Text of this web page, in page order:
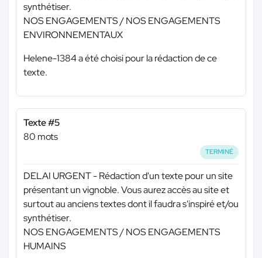
synthétiser.
NOS ENGAGEMENTS / NOS ENGAGEMENTS
ENVIRONNEMENTAUX
Helene-1384 a été choisi pour la rédaction de ce
texte.
Texte #5
80 mots
TERMINÉ
DELAI URGENT - Rédaction d'un texte pour un site
présentant un vignoble. Vous aurez accès au site et
surtout au anciens textes dont il faudra s'inspiré et/ou
synthétiser.
NOS ENGAGEMENTS / NOS ENGAGEMENTS
HUMAINS